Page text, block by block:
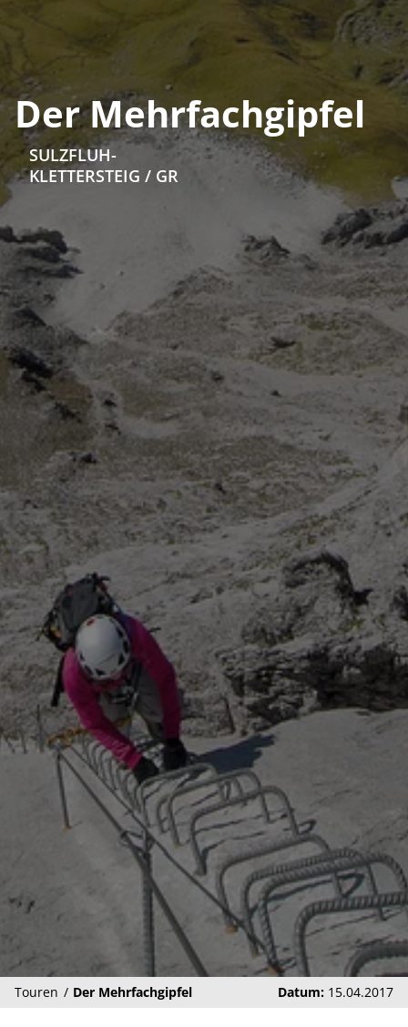
Der Mehrfachgipfel
SULZFLUH-
KLETTERSTEIG / GR
Touren Der Mehrfachgipfel Datum: 15.04.2017